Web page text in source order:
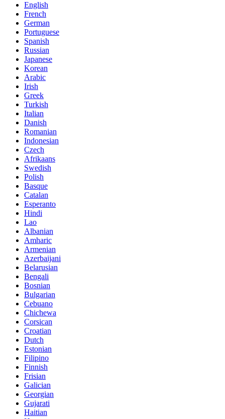
English
French
German
Portuguese
Spanish
Russian
Japanese
Korean
Arabic
Irish
Greek
Turkish
Italian
Danish
Romanian
Indonesian
Czech
Afrikaans
Swedish
Polish
Basque
Catalan
Esperanto
Hindi
Lao
Albanian
Amharic
Armenian
Azerbaijani
Belarusian
Bengali
Bosnian
Bulgarian
Cebuano
Chichewa
Corsican
Croatian
Dutch
Estonian
Filipino
Finnish
Frisian
Galician
Georgian
Gujarati
Haitian